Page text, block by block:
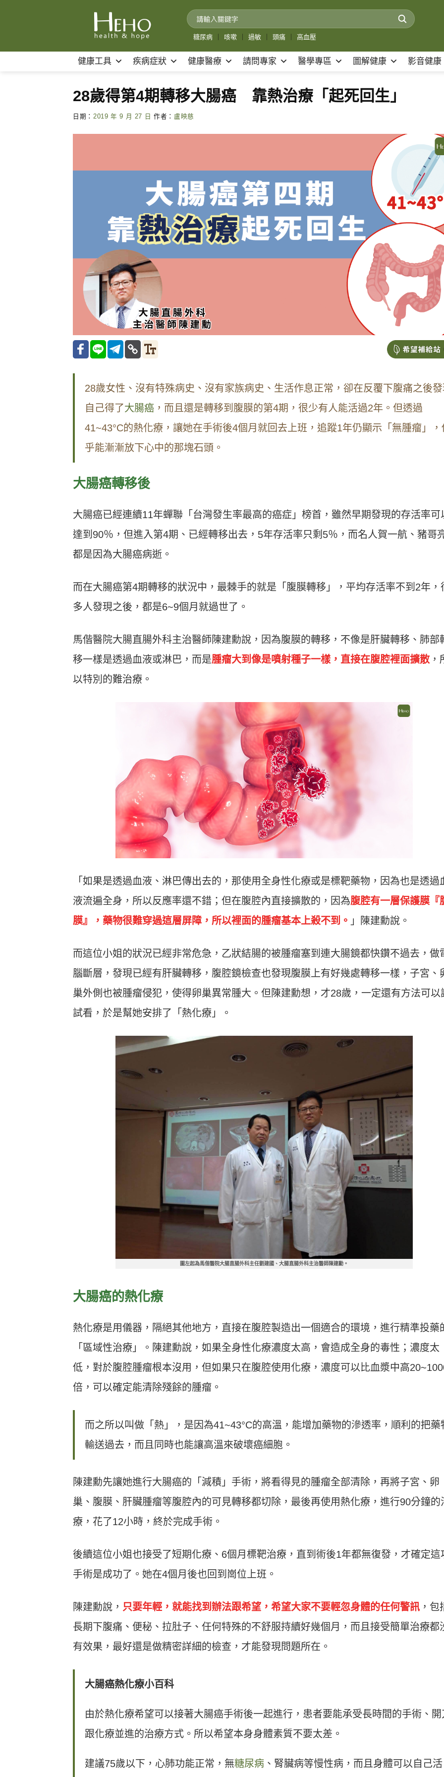
糖尿病 咳嗽 過敏 頭痛 高血壓
健康工具 疾病症狀 健康醫療 請問專家 醫學專區 圖解健康 影音健康
28歲得第4期轉移大腸癌 靠熱治療「起死回生」
日期： 2019 年 9 月 27 日 作者： 盧映慈
28歲女性、沒有特殊病史、沒有家族病史、生活作息正常，卻在反覆下腹痛之後
自己得了大腸癌 ，而且還是轉移到腹膜的第4期，很少有人能活過2年。但透過
41~43°C的熱化療，讓她在手術後4個月就回去上班，追蹤1年仍顯示「無腫瘤」，
乎能漸漸放下心中的那塊石頭。
大腸癌轉移後
大腸癌已經連續11年蟬聯「台灣發生率最高的癌症」榜首，雖然早期發現的存活率可
達到90％，但進入第4期、已經轉移出去，5年存活率只剩5％，而名人賀一航、豬哥
都是因為大腸癌病逝。
而在大腸癌第4期轉移的狀況中，最棘手的就是「腹膜轉移」，平均存活率不到2年，
多人發現之後，都是6~9個月就過世了。
馬偕醫院大腸直腸外科主治醫師陳建勳說，因為腹膜的轉移，不像是肝臟轉移、肺部
移一樣是透過血液或淋巴，而是腫瘤大到像是噴射種子一樣，直接在腹腔裡面擴散 ，
以特別的難治療。
「如果是透過血液、淋巴傳出去的，那使用全身性化療或是標靶藥物，因為也是透過
液流遍全身，所以反應率還不錯；但在腹腔內直接擴散的，因為腹腔有一層保護膜『
膜』，藥物很難穿過這層屏障，所以裡面的腫瘤基本上殺不到。 」陳建勳說。
而這位小姐的狀況已經非常危急，乙狀結腸的被腫瘤塞到連大腸鏡都快鑽不過去，做
腦斷層，發現已經有肝臟轉移，腹腔鏡檢查也發現腹膜上有好幾處轉移一樣，子宮、
巢外側也被腫瘤侵犯，使得卵巢異常腫大。但陳建勳想，才28歲，一定還有方法可以
試看，於是幫她安排了「熱化療」。
圖左起為馬偕醫院大腸直腸外科主任劉建國、大腸直腸外科主治醫師陳建勳。
大腸癌的熱化療
熱化療是用儀器，隔絕其他地方，直接在腹腔製造出一個適合的環境，進行精準投藥
「區域性治療」。陳建勳說，如果全身性化療濃度太高，會造成全身的毒性；濃度太
低，對於腹腔腫瘤根本沒用，但如果只在腹腔使用化療，濃度可以比血漿中高
倍，可以確定能清除殘餘的腫瘤。
而之所以叫做「熱」，是因為41~43°C的高溫，能增加藥物的滲透率，順利的把藥
輸送過去，而且同時也能讓高溫來破壞癌細胞。
陳建勳先讓她進行大腸癌的「減積」手術，將看得見的腫瘤全部清除，再將子宮、卵
巢、腹膜、肝臟腫瘤等腹腔內的可見轉移都切除，最後再使用熱化療，進行90分鐘的
療，花了12小時，終於完成手術。
後續這位小姐也接受了短期化療、6個月標靶治療，直到術後1年都無復發，才確定這
手術是成功了。她在4個月後也回到崗位上班。
陳建勳說， 只要年輕，就能找到辦法跟希望，希望大家不要輕忽身體的任何警訊 ，包
長期下腹痛、便秘、拉肚子、任何特殊的不舒服持續好幾個月，而且接受簡單治療都
有效果，最好還是做精密詳細的檢查，才能發現問題所在。
大腸癌熱化療小百科
由於熱化療希望可以接著大腸癌手術後一起進行，患者要能承受長時間的手術、開
跟化療並進的治療方式。所以希望本身身體素質不要太差。
建議75歲以下，心肺功能正常，無糖尿病 、腎臟病等慢性病，而且身體可以自己活